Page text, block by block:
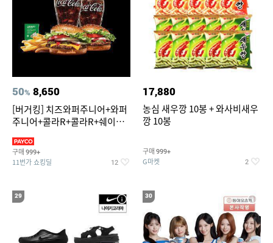
50% 8,650
[버거킹] 치즈와퍼주니어+와퍼
주니어+콜라R+콜라R+쉐이킹
구매 999+
11번가 쇼킹딜 12
17,880
농심 새우깡 10봉 + 와사비새우
깡 10봉
구매 999+
G마켓 2
29 30